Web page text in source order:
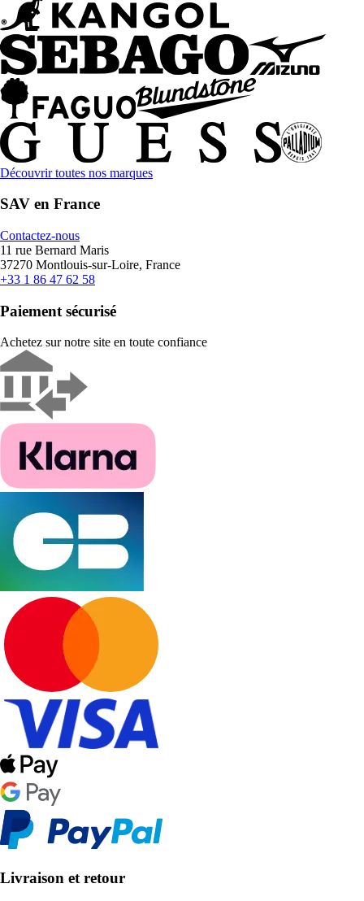
Découvrir toutes nos marques
SAV en France
Contactez-nous
11 rue Bernard Maris
37270 Montlouis-sur-Loire, France
+33 1 86 47 62 58
Paiement sécurisé
Achetez sur notre site en toute confiance
Livraison et retour